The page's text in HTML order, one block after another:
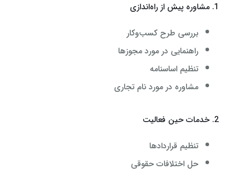
1. مشاوره پیش از راه‌اندازی
بررسی طرح کسب‌وکار
راهنمایی در مورد مجوزها
تنظیم اساسنامه
مشاوره در مورد نام تجاری
2. خدمات حین فعالیت
تنظیم قراردادها
حل اختلافات حقوقی